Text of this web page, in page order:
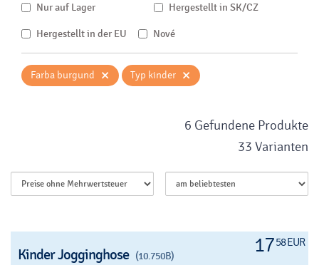
Nur auf Lager Hergestellt in SK/CZ
Hergestellt in der EU Nové
Farba burgund × Typ kinder ×
6 Gefundene Produkte
33 Varianten
1758 EUR
Kinder Jogginghose (10.750B)